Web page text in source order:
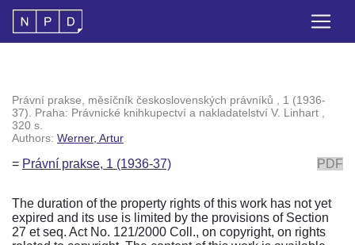
Právní prakse, měsíčník československých právníků , 1 (1936-
37). Praha: Právnické knihkupectví a nakladatelství V. Linhart ,
320 s.
Authors: Werner, Artur
= Právní prakse, 1 (1936-37) PDF
The duration of the property rights of this work has not yet
expired and its use is limited by the provisions of Section
27 et seq. Act No. 121/2000 Coll., on copyright, on rights